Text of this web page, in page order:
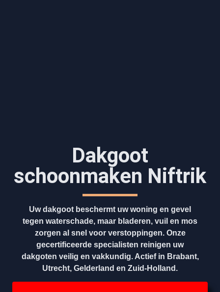
Dakgoot
schoonmaken​ Niftrik
Uw dakgoot beschermt uw woning en gevel
tegen waterschade, maar bladeren, vuil en mos
zorgen al snel voor verstoppingen. Onze
gecertificeerde specialisten reinigen uw
dakgoten veilig en vakkundig. Actief in Brabant,
Utrecht, Gelderland en Zuid-Holland.